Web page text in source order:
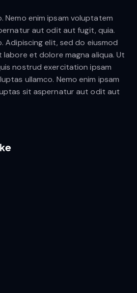
Nemo enim ipsam voluptatem
aut odit aut fugit, quia.
Adipiscing elit, sed do eiusmod
et dolore magna aliqua. Ut
nostrud exercitation ipsam
ullamco. Nemo enim ipsam
sit aspernatur aut odit aut